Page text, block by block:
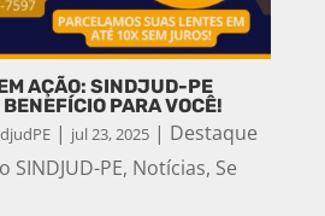
AÇÃO: SINDJUD-PE
PARA VOCÊ!
| jul 23, 2025| Destaque
PE, Notícias, Se